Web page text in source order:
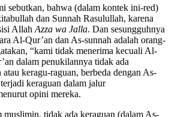
sebutkan, bahwa (dalam kontek ini-red)
dan Sunnah Rasulullah, karena
AllahAzza wa Jalla. Dan sesungguhnya
Al-Qur’an dan As-sunnah adalah orang-
“kami tidak menerima kecuali Al-
dalam penukilannya tidak ada
keragu-raguan, berbeda dengan As-
keraguan dalam jalur